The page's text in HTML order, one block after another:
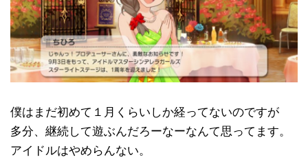
僕はまだ初めて１月くらいしか経ってないのですが
多分、継続して遊ぶんだろーなーなんて思ってます。
アイドルはやめらんない。